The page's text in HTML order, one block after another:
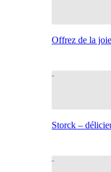
Offrez de la
Storck –